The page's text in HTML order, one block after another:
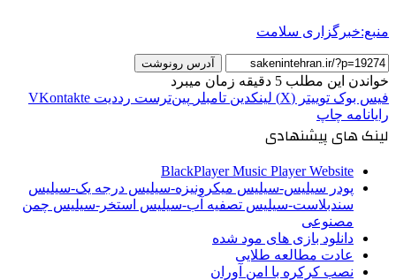
منبع:خبرگزاری سلامت
آدرس رونوشت
خواندن این مطلب 5 دقیقه زمان میبرد
فیس بوک توییتر (X) لینکدین ‫تامبلر ‫پین‌ترست ‫رددیت ‫VKontakte
رایانامه چاپ
لینک های پیشنهادی
BlackPlayer Music Player Website
پودر سیلیس-سیلیس میکرونیزه-سیلیس درجه یک-سیلیس
سندبلاست-سیلیس تصفیه آب-سیلیس استخر-سیلیس چمن
مصنوعی
دانلود بازی های مود شده
عادت مطالعه طلایی
نصب کرکره با امن آوران